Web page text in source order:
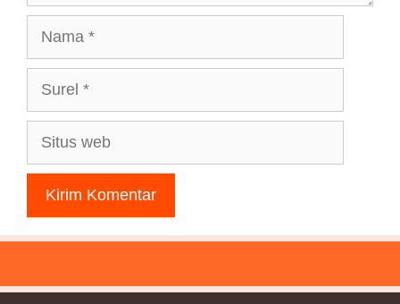
Nama
Surel
Situs
web